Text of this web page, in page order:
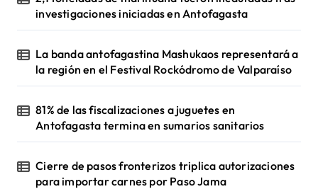
investigaciones iniciadas en Antofagasta
La banda antofagastina Mashukaos representará a
la región en el Festival Rockódromo de Valparaíso
81% de las fiscalizaciones a juguetes en
Antofagasta termina en sumarios sanitarios
Cierre de pasos fronterizos triplica autorizaciones
para importar carnes por Paso Jama